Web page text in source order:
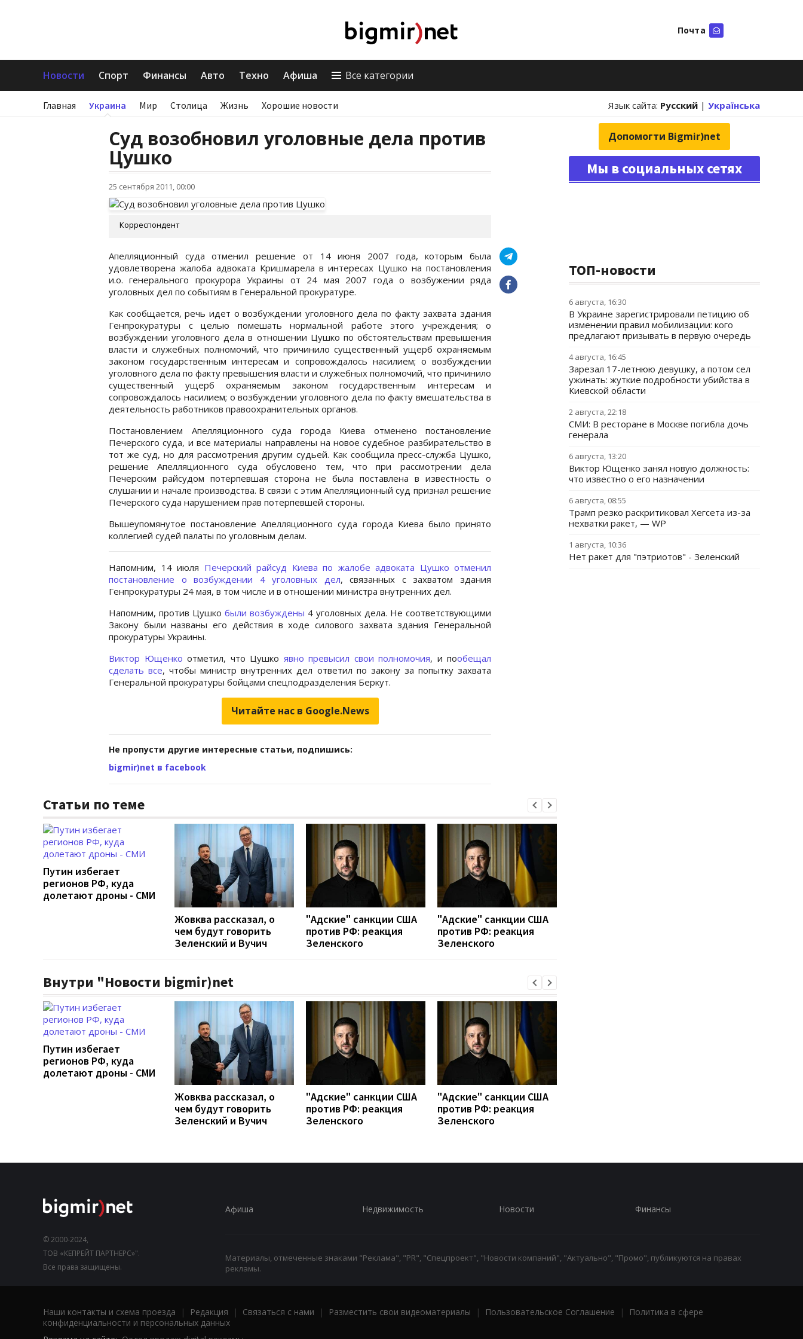
Почта
Новости Спорт Финансы Авто Техно Афиша Все категории
Главная Украина Мир Столица Жизнь Хорошие новости Язык сайта: Русский | Українська
Суд возобновил уголовные дела против
Цушко
25 сентября 2011, 00:00
Корреспондент
Апелляционный суда отменил решение от 14 июня 2007 года, которым была
удовлетворена жалоба адвоката Кришмарела в интересах Цушко на постановления
и.о. генерального прокурора Украины от 24 мая 2007 года о возбужении ряда
уголовных дел по событиям в Генеральной прокуратуре.
Как сообщается, речь идет о возбуждении уголовного дела по факту захвата здания
Генпрокуратуры с целью помешать нормальной работе этого учреждения; о
возбуждении уголовного дела в отношении Цушко по обстоятельствам превышения
власти и служебных полномочий, что причинило существенный ущерб охраняемым
законом государственным интересам и сопровождалось насилием; о возбуждении
уголовного дела по факту превышения власти и служебных полномочий, что причинило
существенный ущерб охраняемым законом государственным интересам и
сопровождалось насилием; о возбуждении уголовного дела по факту вмешательства в
деятельность работников правоохранительных органов.
Постановлением Апелляционного суда города Киева отменено постановление
Печерского суда, и все материалы направлены на новое судебное разбирательство в
тот же суд, но для рассмотрения другим судьей. Как сообщила пресс-служба Цушко,
решение Апелляционного суда обусловено тем, что при рассмотрении дела
Печерским райсудом потерпевшая сторона не была поставлена в известность о
слушании и начале производства. В связи с этим Апелляционный суд признал решение
Печерского суда нарушением прав потерпевшей стороны.
Вышеупомянутое постановление Апелляционного суда города Киева было принято
коллегией судей палаты по уголовным делам.
Напомним, 14 июля Печерский райсуд Киева по жалобе адвоката Цушко отменил
постановление о возбуждении 4 уголовных дел, связанных с захватом здания
Генпрокуратуры 24 мая, в том числе и в отношении министра внутренних дел.
Напомним, против Цушко были возбуждены 4 уголовных дела. Не соответствующими
Закону были названы его действия в ходе силового захвата здания Генеральной
прокуратуры Украины.
Виктор Ющенко отметил, что Цушко явно превысил свои полномочия, и пообещал
сделать все, чтобы министр внутренних дел ответил по закону за попытку захвата
Генеральной прокуратуры бойцами спецподразделения Беркут.
Читайте нас в Google.News
Не пропусти другие интересные статьи, подпишись:
bigmir)net в facebook
Статьи по теме
Путин избегает
регионов РФ, куда
долетают дроны - СМИ
Жовква рассказал, о
чем будут говорить
Зеленский и Вучич
"Адские" санкции США
против РФ: реакция
Зеленского
"Адские" санкции США
против РФ: реакция
Зеленского
Внутри "Новости bigmir)net
Путин избегает
регионов РФ, куда
долетают дроны - СМИ
Жовква рассказал, о
чем будут говорить
Зеленский и Вучич
"Адские" санкции США
против РФ: реакция
Зеленского
"Адские" санкции США
против РФ: реакция
Зеленского
Допомогти Bigmir)net
Мы в социальных сетях
ТОП-новости
6 августа, 16:30
В Украине зарегистрировали петицию об
изменении правил мобилизации: кого
предлагают призывать в первую очередь
4 августа, 16:45
Зарезал 17-летнюю девушку, а потом сел
ужинать: жуткие подробности убийства в
Киевской области
2 августа, 22:18
СМИ: В ресторане в Москве погибла дочь
генерала
6 августа, 13:20
Виктор Ющенко занял новую должность:
что известно о его назначении
6 августа, 08:55
Трамп резко раскритиковал Хегсета из-за
нехватки ракет, — WP
1 августа, 10:36
Нет ракет для "пэтриотов" - Зеленский
© 2000-2024,
ТОВ «КЕПРЕЙТ ПАРТНЕРС»".
Все права защищены.
Афиша Недвижимость Новости Финансы
Материалы, отмеченные знаками "Реклама", "PR", "Спецпроект", "Новости компаний", "Актуально", "Промо", публикуются на правах
рекламы.
Наши контакты и схема проезда | Редакция | Связаться с нами | Разместить свои видеоматериалы | Пользовательское Соглашение |
Политика в сфере
конфиденциальности и персональных данных